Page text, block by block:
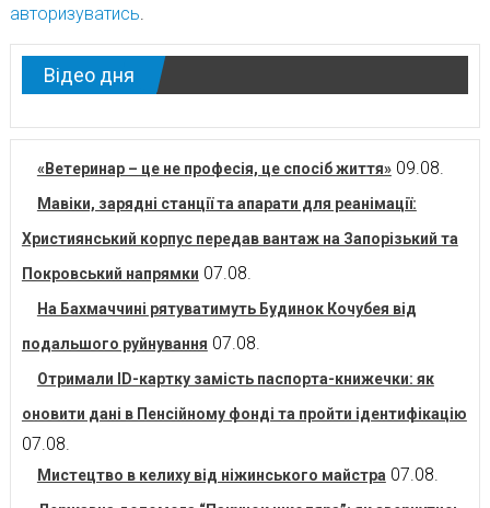
авторизуватись
Відео дня
«Ветеринар – це не професія, це спосіб життя» 09.08.
Мавіки, зарядні станції та апарати для реанімації:
Християнський корпус передав вантаж на Запорізький та
Покровський напрямки 07.08.
На Бахмаччині рятуватимуть Будинок Кочубея від
подальшого руйнування 07.08.
Отримали ID-картку замість паспорта-книжечки: як
оновити дані в Пенсійному фонді та пройти ідентифікацію
07.08.
Мистецтво в келиху від ніжинського майстра 07.08.